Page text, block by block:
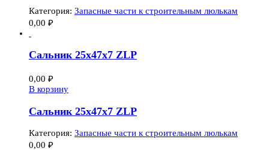
Категория: Запасные части к строительным люлькам
0,00 ₽
Сальник 25х47х7 ZLP
0,00 ₽
В корзину
Сальник 25х47х7 ZLP
Категория: Запасные части к строительным люлькам
0,00 ₽